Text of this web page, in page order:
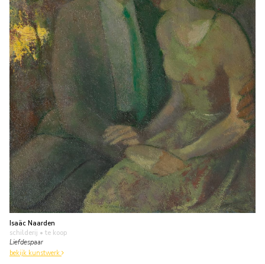
Isaäc Naarden
schilderij • te koop
Liefdespaar
bekijk kunstwerk